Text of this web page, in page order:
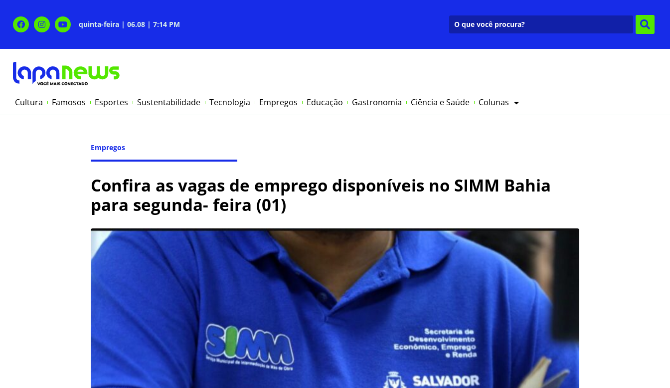
quinta-feira | 06.08 | 7:14 PM
Cultura Famosos Esportes Sustentabilidade Tecnologia Empregos Educação Gastronomia Ciência e Saúde Colunas
Empregos
Confira as vagas de emprego disponíveis no SIMM Bahia
para segunda- feira (01)